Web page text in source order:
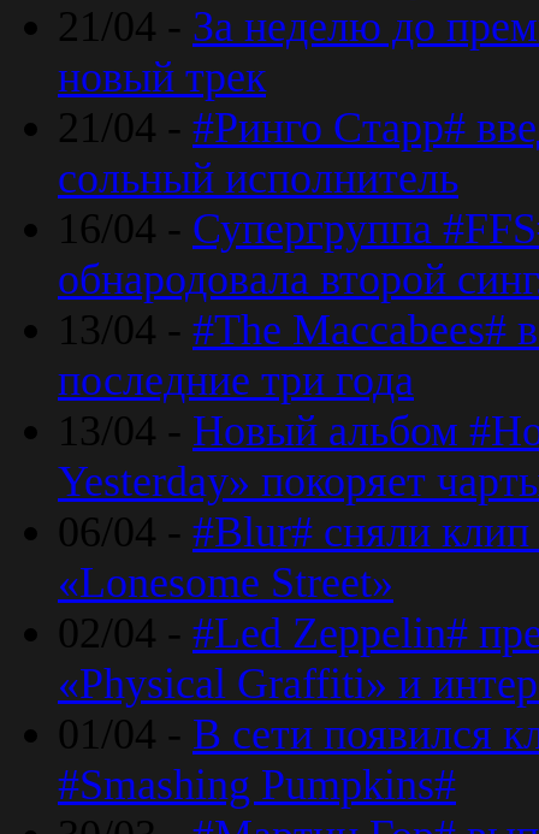
21/04 - За неделю до
новый трек
21/04 - #Ринго Старр#
сольный исполнитель
16/04 - Супергруппа
обнародовала второй
13/04 - #The Maccabees#
последние три года
13/04 - Новый альбом
Yesterday» покоряет
06/04 - #Blur# сняли клип
«Lonesome Street»
02/04 - #Led Zeppelin#
«Physical Graffiti» и
01/04 - В сети появился
#Smashing Pumpkins#